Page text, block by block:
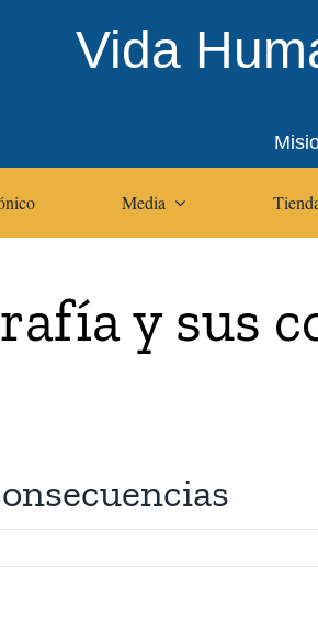
Vida
Media
y sus